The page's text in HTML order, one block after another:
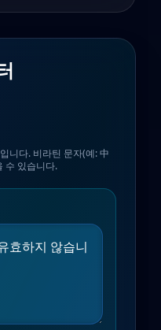
니다. 비라틴 문자(예: 中
수 있습니다.